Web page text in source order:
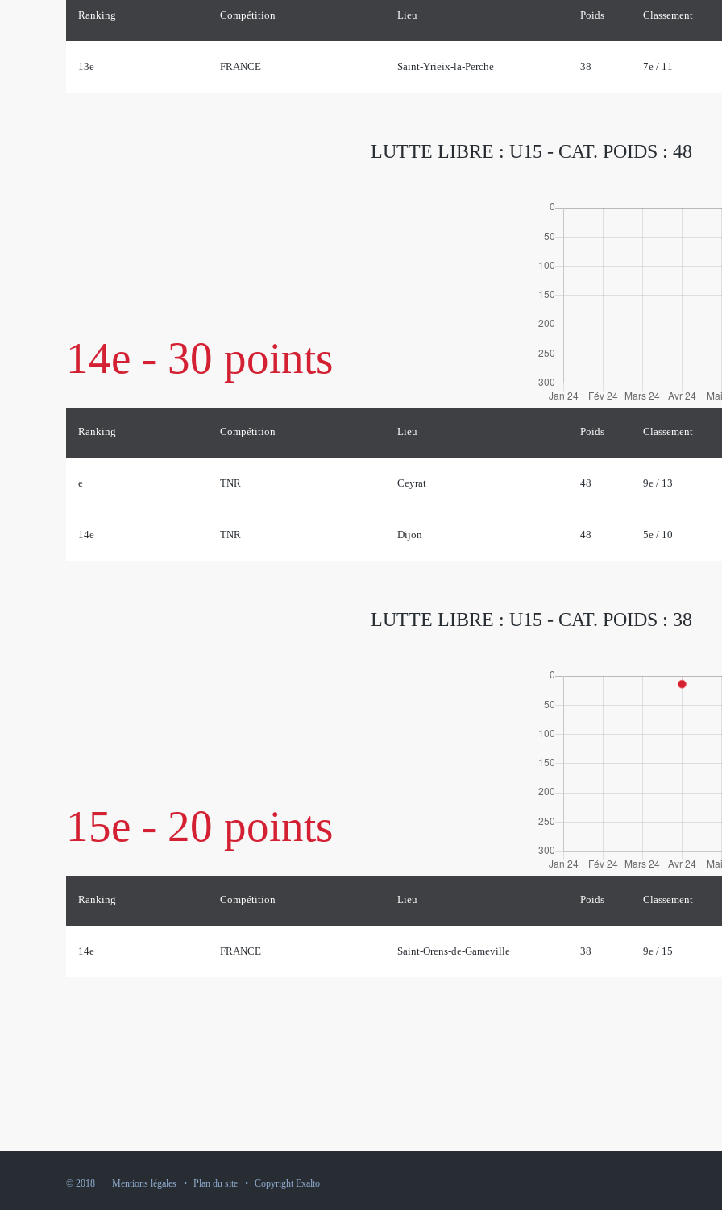
Ranking Compétition Lieu Poids Classement
13e FRANCE Saint-Yrieix-la-Perche 38 7e / 11
LUTTE LIBRE : U15 - CAT. POIDS : 48
14e - 30 points
Ranking Compétition Lieu Poids Classement
e TNR Ceyrat 48 9e / 13
14e TNR Dijon 48 5e / 10
LUTTE LIBRE : U15 - CAT. POIDS : 38
15e - 20 points
Ranking Compétition Lieu Poids Classement
14e FRANCE Saint-Orens-de-Gameville 38 9e / 15
© 2018 Mentions légales • Plan du site • Copyright Exalto